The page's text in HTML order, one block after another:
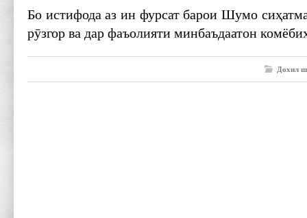
Бо истифода аз ин фурсат барои Шумо
рӯзгор ва дар фаъолияти минбаъдаатон
Дохил